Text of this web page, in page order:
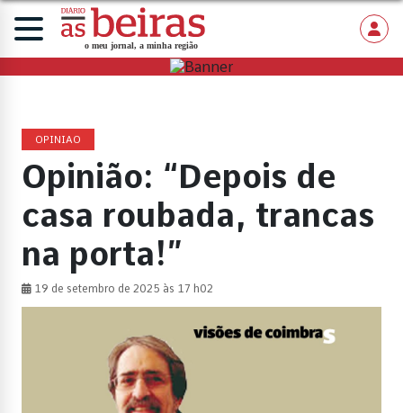
OPINIAO
Opinião: “Depois de
casa roubada, trancas
na porta!”
19 de setembro de 2025 às 17 h02